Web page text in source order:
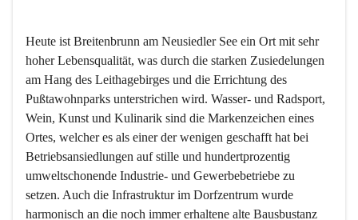
Heute ist Breitenbrunn am Neusiedler See ein Ort mit sehr
hoher Lebensqualität, was durch die starken Zusiedelungen
am Hang des Leithagebirges und die Errichtung des
Pußtawohnparks unterstrichen wird. Wasser- und Radsport,
Wein, Kunst und Kulinarik sind die Markenzeichen eines
Ortes, welcher es als einer der wenigen geschafft hat bei
Betriebsansiedlungen auf stille und hundertprozentig
umweltschonende Industrie- und Gewerbebetriebe zu
setzen. Auch die Infrastruktur im Dorfzentrum wurde
harmonisch an die noch immer erhaltene alte Bausbustanz